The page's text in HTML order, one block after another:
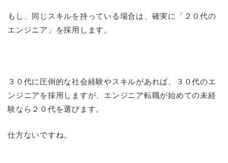
もし、同じスキルを持っている場合は、確実に「２０代の
エンジニア」を採用します。
３０代に圧倒的な社会経験やスキルがあれば、３０代のエ
ンジニアを採用しますが、エンジニア転職が始めての未経
験なら２０代を選びます。
仕方ないですね。